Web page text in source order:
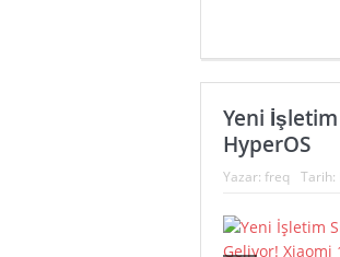
Yeni
HyperOS
Yazar: freq Tarih: